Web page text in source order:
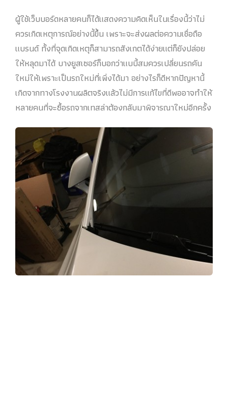
ผู้ใช้เว็บบอร์ดหลายคนก็ได้แสดงความคิดเห็นในเรื่องนี้ว่าไม่
ควรเกิดเหตุการณ์อย่างนี้ขึ้น เพราะจะส่งผลต่อความเชื่อถือ
แบรนด์ ทั้งที่จุดเกิดเหตุก็สามารถสังเกตได้ง่ายแต่ก็ยังปล่อย
ให้หลุดมาได้ บางยูสเซอร์ก็บอกว่าแบบี้สมควรเปลี่ยนรถคัน
ใหม่ให้เพราะเป็นรถใหม่ที่เพิ่งได้มา อย่างไรก็ดีหากปัญหานี้
เกิดจากทางโรงงานผลิตจริงแล้วไม่มีการแก้ไขที่ดีพออาจทำให้
หลายคนที่จะซื้อรถจากเทสล่าต้องกลับมาพิจารณาใหม่อีกครั้ง